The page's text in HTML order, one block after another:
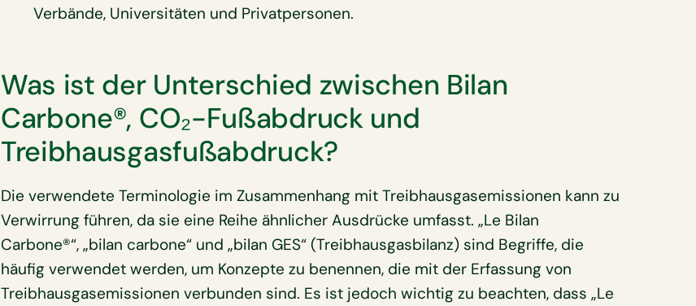
Verbände, Universitäten und Privatpersonen.
Was ist der Unterschied zwischen Bilan
Carbone®, CO₂-Fußabdruck und
Treibhausgasfußabdruck?
Die verwendete Terminologie im Zusammenhang mit Treibhausgasemissionen kann zu
Verwirrung führen, da sie eine Reihe ähnlicher Ausdrücke umfasst. „Le Bilan
Carbone®“, „bilan carbone“ und „bilan GES“ (Treibhausgasbilanz) sind Begriffe, die
häufig verwendet werden, um Konzepte zu benennen, die mit der Erfassung von
Treibhausgasemissionen verbunden sind. Es ist jedoch wichtig zu beachten, dass „Le